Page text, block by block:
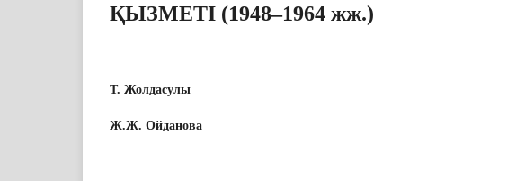
ҚЫЗМЕТІ (1948–1964 жж.)
Т. Жолдасулы
Ж.Ж. Ойданова